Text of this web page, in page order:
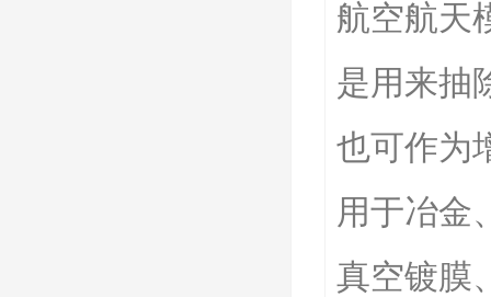
航空航天
是用来抽
也可作为
用于冶金
真空镀膜